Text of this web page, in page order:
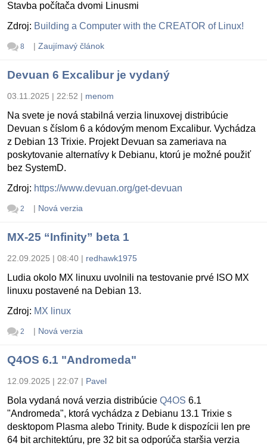
Stavba počítača dvomi Linusmi
Zdroj: Building a Computer with the CREATOR of Linux!
8 | Zaujímavý článok
Devuan 6 Excalibur je vydaný
03.11.2025 | 22:52 | menom
Na svete je nová stabilná verzia linuxovej distribúcie
Devuan s číslom 6 a kódovým menom Excalibur. Vychádza
z Debian 13 Trixie. Projekt Devuan sa zameriava na
poskytovanie alternatívy k Debianu, ktorú je možné použiť
bez SystemD.
Zdroj: https://www.devuan.org/get-devuan
2 | Nová verzia
MX-25 “Infinity” beta 1
22.09.2025 | 08:40 | redhawk1975
Ludia okolo MX linuxu uvolnili na testovanie prvé ISO MX
linuxu postavené na Debian 13.
Zdroj: MX linux
2 | Nová verzia
Q4OS 6.1 "Andromeda"
12.09.2025 | 22:07 | Pavel
Bola vydaná nová verzia distribúcie Q4OS 6.1
"Andromeda", ktorá vychádza z Debianu 13.1 Trixie s
desktopom Plasma alebo Trinity. Bude k dispozícii len pre
64 bit architektúru, pre 32 bit sa odporúča staršia verzia